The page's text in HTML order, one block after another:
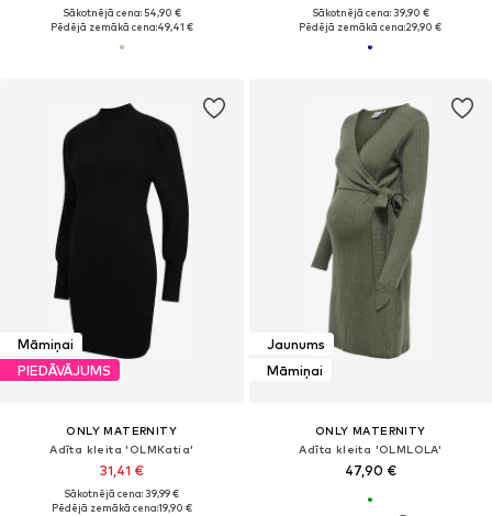
Sākotnējā cena: 54,90 €
Pēdējā zemākā cena:49,41 €
Sākotnējā cena: 39,90 €
Pēdējā zemākā cena:29,90 €
Māmiņai
PIEDĀVĀJUMS
ONLY MATERNITY
Adīta kleita 'OLMKatia'
31,41 €
Sākotnējā cena: 39,99 €
Pēdējā zemākā cena:19,90 €
Jaunums
Māmiņai
ONLY MATERNITY
Adīta kleita 'OLMLOLA'
47,90 €